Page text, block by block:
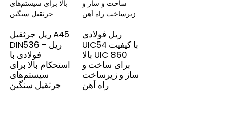
ریل جرثقیل A45
DIN536 - ریل
فولادی با
استحکام بالا برای
سیستم‌های
جرثقیل سنگین
ریل فولادی
UIC54 با کیفیت
بالا UIC 860
برای ساخت و
ساز و زیرساخت
راه آهن